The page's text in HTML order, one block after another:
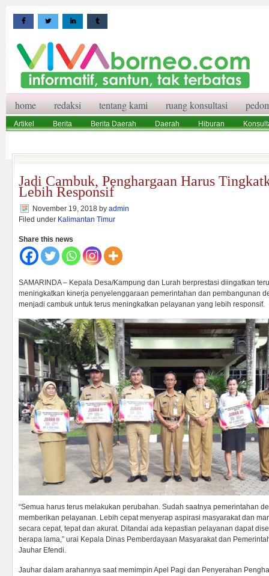
home redaksi tentang kami ruang konsultasi
Artikel Berita Berita Daerah Daerah Hiburan
Jadi Cambuk, Penghargaan Harus
Lebih Responsif
November 19, 2018 by admin
Filed under Kalimantan Timur
Share this news
SAMARINDA – Kepala Desa/Kampung dan Lurah berprestasi diingatkan
meningkatkan kinerja penyelenggaraan pemerintahan dan pembangunan
menjadi cambuk untuk terus meningkatkan pelayanan yang lebih responsif.
“Semua harus terus melakukan perubahan. Sudah saatnya pemerintahan
memberikan pelayanan. Lebih cepat menyerap aspirasi masyarakat dan
secara cepat, tepat dan akurat. Ditandai ada kepastian pelayanan dapat
berapa lama,” urai Kepala Dinas Pemberdayaan Masyarakat dan
Jauhar Efendi.
Jauhar dalam arahannya saat memimpin Apel Pagi dan Penyerahan